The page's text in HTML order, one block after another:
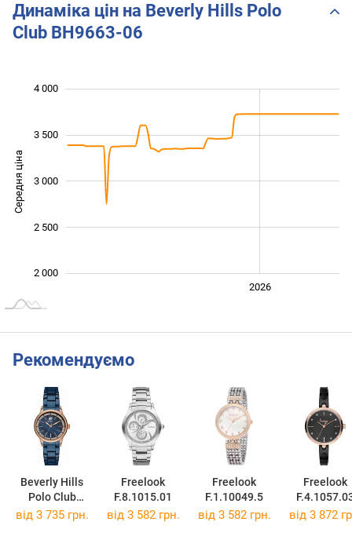
Динаміка цін на Beverly Hills Polo
Club BH9663-06
Середня ціна 2 000
2 000
2 500
3 000
3 500
4 000
2026
Рекомендуємо
Beverly Hills
Polo Club
BH9664-05
Freelook
F.8.1015.01
Freelook
F.1.10049.5
Freelook
від 3 735 грн. від 3 582 грн. від 3 582 грн. від 3 872